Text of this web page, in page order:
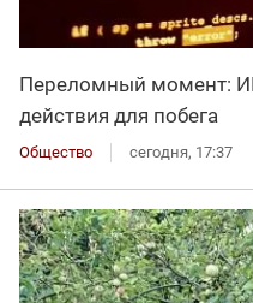
Переломный момент:
действия для побега
Общество сегодня, 17:37